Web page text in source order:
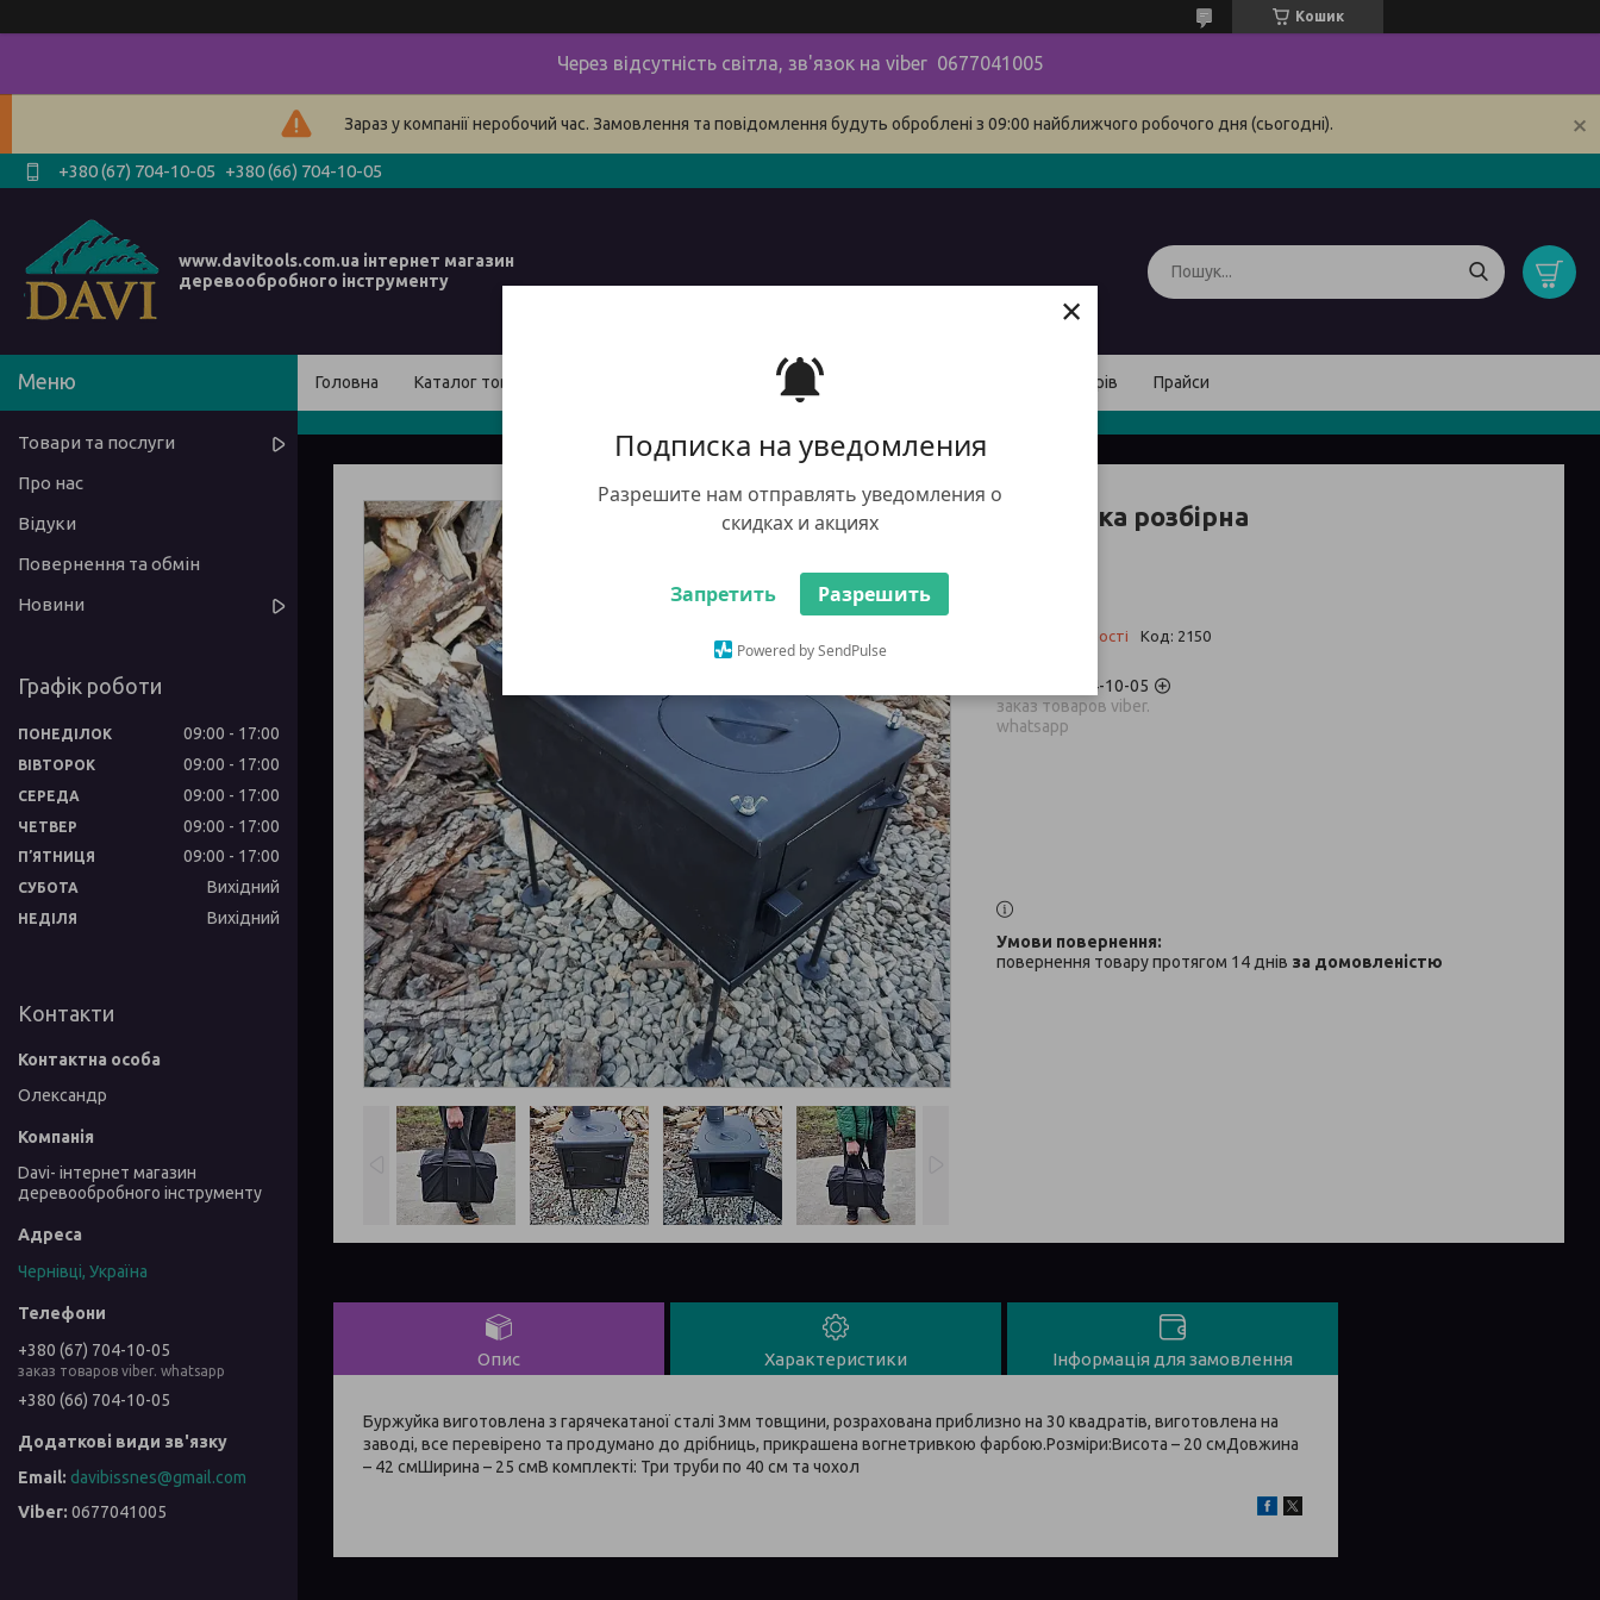
Подписка на уведомления
Разрешите нам отправлять уведомления о
скидках и акциях
Запретить Разрешить
Powered by SendPulse
×
Кошик
Через відсутність світла, зв'язок на viber 0677041005
Зараз у компанії неробочий час. Замовлення та повідомлення будуть оброблені з 09:00 найближчого робочого дня (сьогодні).
+380 (67) 704-10-05 +380 (66) 704-10-05
www.davitools.com.ua інтернет магазин
деревообробного інструменту
Головна Каталог товарів наші контакти Доставка і оплата товарів Прайси
Буржуйка розбірна
Немає в наявності Код: 2150
+380 (67) 704-10-05
заказ товаров viber.
whatsapp
повернення товару протягом 14 днів за домовленістю
Опис Характеристики Інформація для замовлення
Буржуйка виготовлена з гарячекатаної сталі 3мм товщини, розрахована приблизно на 30 квадратів, виготовлена на
заводі, все перевірено та продумано до дрібниць, прикрашена вогнетривкою фарбою.Розміри:Висота – 20 смДовжина
– 42 смШирина – 25 смВ комплекті: Три труби по 40 см та чохол
Товари та послуги
Про нас
Відуки
Повернення та обмін
Новини
Графік роботи
ПОНЕДІЛОК 09:00 17:00
ВІВТОРОК 09:00 17:00
СЕРЕДА 09:00 17:00
ЧЕТВЕР 09:00 17:00
ПʼЯТНИЦЯ 09:00 17:00
СУБОТА Вихідний
НЕДІЛЯ Вихідний
Контакти
Олександр
Davi- інтернет магазин
деревообробного інструменту
Чернівці, Україна
+380 (67) 704-10-05
заказ товаров viber. whatsapp
+380 (66) 704-10-05
davibissnes@gmail.com
0677041005